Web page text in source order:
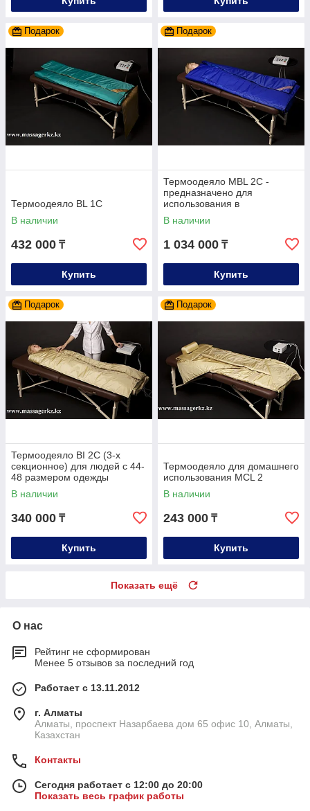
Подарок
Термоодеяло BL 1С
В наличии
432 000 ₸
Купить
Подарок
Термоодеяло MBL 2С -
предназначено для
использования в
медицинских учреждениях,
санаториях, с
В наличии
1 034 000 ₸
Купить
Подарок
Термоодеяло BI 2C (3-х
секционное) для людей с 44-
48 размером одежды
В наличии
340 000 ₸
Купить
Подарок
Термоодеяло для домашнего
использования MCL 2
В наличии
243 000 ₸
Купить
Показать ещё
О нас
Рейтинг не сформирован
Менее 5 отзывов за последний год
Работает с 13.11.2012
г. Алматы
Алматы, проспект Назарбаева дом 65 офис 10, Алматы,
Казахстан
Контакты
Сегодня работает с 12:00 до 20:00
Показать весь график работы